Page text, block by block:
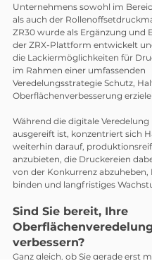
Unternehmens sowohl im
als auch der
ZR30 wurde als Ergänzung und
der ZRX-Plattform entwickelt
die Lackiermöglichkeiten für
im Rahmen einer umfassenden
Veredelungsstrategie Schutz,
Oberflächenverbesserung
Während die digitale
ausgereift ist, konzentriert sich
weiterhin darauf,
anzubieten, die Druckereien
von der Konkurrenz abzuheben,
binden und langfristiges
Sind Sie bereit, Ihre
verbessern?
Ganz gleich, ob Sie gerade erst